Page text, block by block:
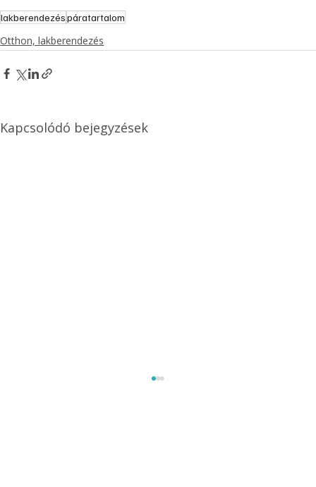
lakberendezéspáratartalom
Otthon, lakberendezés
Kapcsolódó bejegyzések